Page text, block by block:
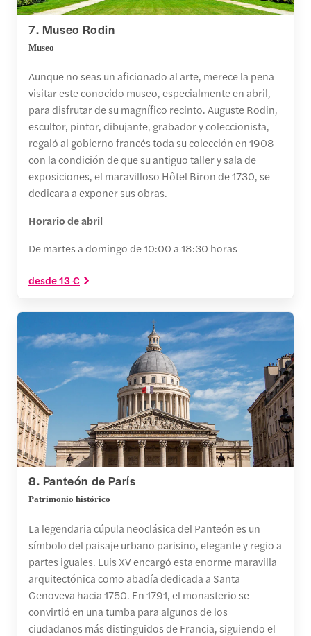
7. Museo Rodin
Museo
Aunque no seas un aficionado al arte, merece la pena
visitar este conocido museo, especialmente en abril,
para disfrutar de su magnífico recinto. Auguste Rodin,
escultor, pintor, dibujante, grabador y coleccionista,
regaló al gobierno francés toda su colección en 1908
con la condición de que su antiguo taller y sala de
exposiciones, el maravilloso Hôtel Biron de 1730, se
dedicara a exponer sus obras.
Horario de abril
De martes a domingo de 10:00 a 18:30 horas
desde 13 €
8. Panteón de París
Patrimonio histórico
La legendaria cúpula neoclásica del Panteón es un
símbolo del paisaje urbano parisino, elegante y regio a
partes iguales. Luis XV encargó esta enorme maravilla
arquitectónica como abadía dedicada a Santa
Genoveva hacia 1750. En 1791, el monasterio se
convirtió en una tumba para algunos de los
ciudadanos más distinguidos de Francia, siguiendo el